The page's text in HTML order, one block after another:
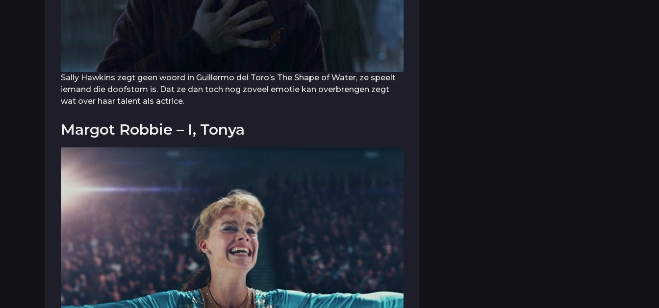
Sally Hawkins zegt geen woord in Guillermo del Toro’s The Shape of Water, ze speelt
iemand die doofstom is. Dat ze dan toch nog zoveel emotie kan overbrengen zegt
wat over haar talent als actrice.
Margot Robbie – I, Tonya